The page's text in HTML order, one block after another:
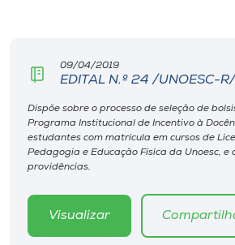
Editora
Rádio
Museu
09/04/2019
EDITAL N.º 24 /UNOESC-
Dispõe sobre o processo de seleção de
Programa Institucional de Incentivo à
estudantes com matrícula em cursos de
Pedagogia e Educação Física da Unoesc, e
providências.
Visualizar